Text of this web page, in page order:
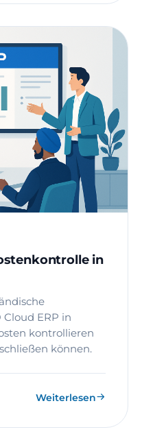
in
ERP in
kontrollieren
können.
Weiterlesen